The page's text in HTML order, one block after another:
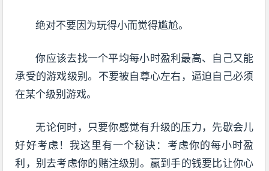
绝对不要因为玩得小而觉得尴尬。
你应该去找一个平均每小时盈利最高、自己又能
承受的游戏级别。不要被自尊心左右，逼迫自己必须
在某个级别游戏。
无论何时，只要你感觉有升级的压力，先歇会儿
好好考虑！我这里有一个秘诀：考虑你的每小时盈
利，别去考虑你的赌注级别。赢到手的钱要比让你心